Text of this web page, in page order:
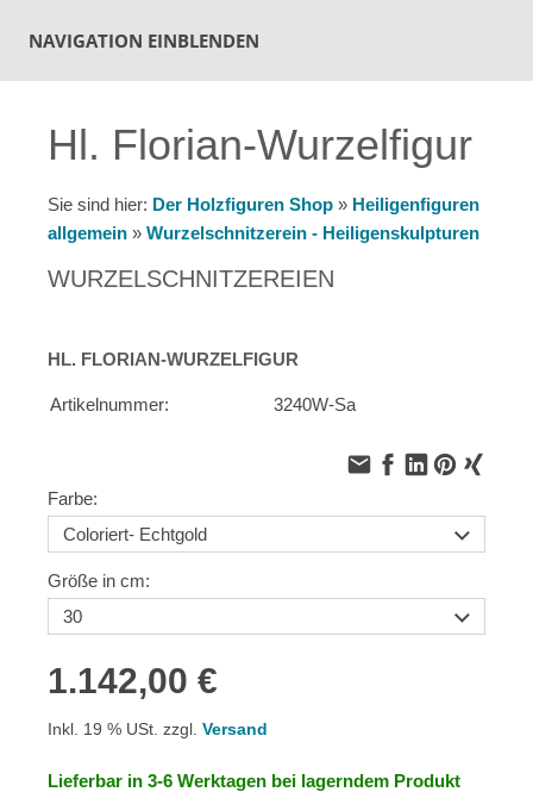
NAVIGATION EINBLENDEN
Hl. Florian-Wurzelfigur
Sie sind hier: Der Holzfiguren Shop » Heiligenfiguren
allgemein » Wurzelschnitzerein - Heiligenskulpturen
WURZELSCHNITZEREIEN
HL. FLORIAN-WURZELFIGUR
Artikelnummer: 3240W-Sa
Farbe:
Größe in cm:
1.142,00 €
Inkl. 19 % USt. zzgl. Versand
Lieferbar in 3-6 Werktagen bei lagerndem Produkt